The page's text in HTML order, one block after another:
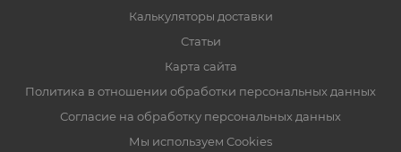
Калькуляторы доставки
Статьи
Карта сайта
Политика в отношении обработки персональных данных
Согласие на обработку персональных данных
Мы используем Cookies